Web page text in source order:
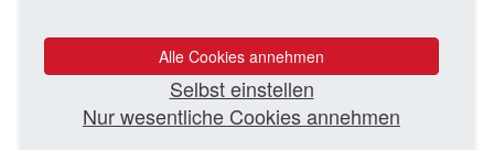
Foto: Screenshot
WEITERE TEXTE
Alle Cookies annehmen
Selbst einstellen
Nur wesentliche Cookies annehmen